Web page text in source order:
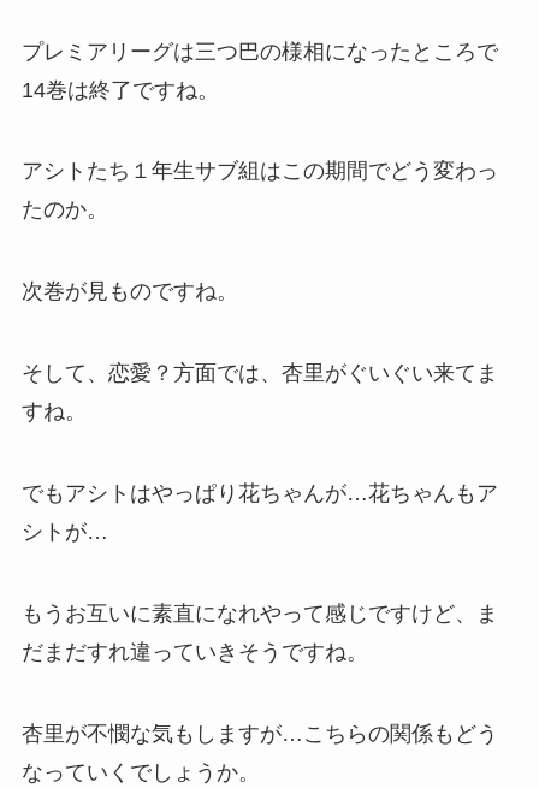
プレミアリーグは三つ巴の様相になったところで
14巻は終了ですね。
アシトたち１年生サブ組はこの期間でどう変わっ
たのか。
次巻が見ものですね。
そして、恋愛？方面では、杏里がぐいぐい来てま
すね。
でもアシトはやっぱり花ちゃんが…花ちゃんもア
シトが…
もうお互いに素直になれやって感じですけど、ま
だまだすれ違っていきそうですね。
杏里が不憫な気もしますが…こちらの関係もどう
なっていくでしょうか。